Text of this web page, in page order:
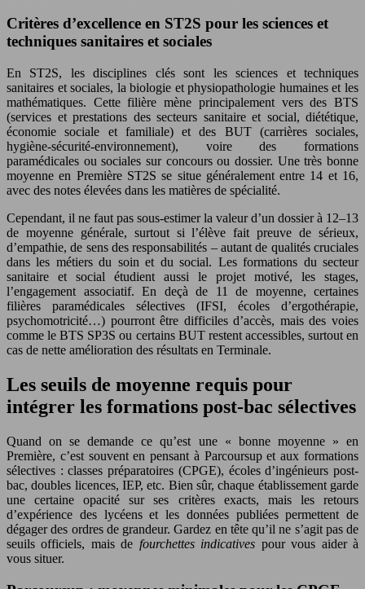
Critères d’excellence en ST2S pour les sciences et
techniques sanitaires et sociales
En ST2S, les disciplines clés sont les sciences et techniques
sanitaires et sociales, la biologie et physiopathologie humaines et les
mathématiques. Cette filière mène principalement vers des BTS
(services et prestations des secteurs sanitaire et social, diététique,
économie sociale et familiale) et des BUT (carrières sociales,
hygiène-sécurité-environnement), voire des formations
paramédicales ou sociales sur concours ou dossier. Une très bonne
moyenne en Première ST2S se situe généralement entre 14 et 16,
avec des notes élevées dans les matières de spécialité.
Cependant, il ne faut pas sous-estimer la valeur d’un dossier à 12–13
de moyenne générale, surtout si l’élève fait preuve de sérieux,
d’empathie, de sens des responsabilités – autant de qualités cruciales
dans les métiers du soin et du social. Les formations du secteur
sanitaire et social étudient aussi le projet motivé, les stages,
l’engagement associatif. En deçà de 11 de moyenne, certaines
filières paramédicales sélectives (IFSI, écoles d’ergothérapie,
psychomotricité…) pourront être difficiles d’accès, mais des voies
comme le BTS SP3S ou certains BUT restent accessibles, surtout en
cas de nette amélioration des résultats en Terminale.
Les seuils de moyenne requis pour
intégrer les formations post-bac sélectives
Quand on se demande ce qu’est une « bonne moyenne » en
Première, c’est souvent en pensant à Parcoursup et aux formations
sélectives : classes préparatoires (CPGE), écoles d’ingénieurs post-
bac, doubles licences, IEP, etc. Bien sûr, chaque établissement garde
une certaine opacité sur ses critères exacts, mais les retours
d’expérience des lycéens et les données publiées permettent de
dégager des ordres de grandeur. Gardez en tête qu’il ne s’agit pas de
seuils officiels, mais de fourchettes indicatives pour vous aider à
vous situer.